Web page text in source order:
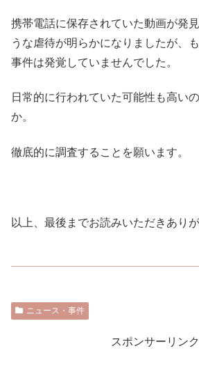
携帯電話に保存されていた動画が発
うな虐待が明らかになりましたが、
事件は発覚していませんでした。
日常的に行われていた可能性も高い
か。
徹底的に調査することを願います。
以上、最後までお読みいただきあり
ニュース・事件
スポンサーリンク